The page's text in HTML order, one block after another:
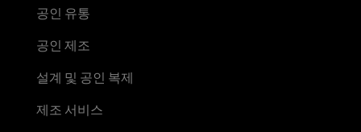
공인 유통
공인 제조
설계 및 공인 복제
제조 서비스